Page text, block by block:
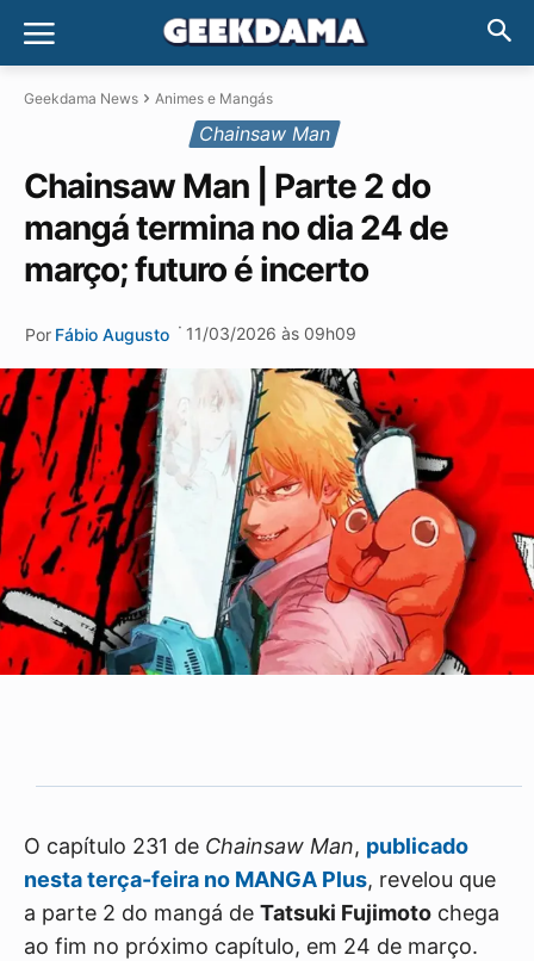
Geekdama News Animes e Mangás
Chainsaw Man
Chainsaw Man | Parte 2 do
mangá termina no dia 24 de
março; futuro é incerto
Por Fábio Augusto · 11/03/2026 às 09h09
O capítulo 231 de Chainsaw Man, publicado
nesta terça-feira no MANGA Plus, revelou que
a parte 2 do mangá de Tatsuki Fujimoto chega
ao fim no próximo capítulo, em 24 de março.